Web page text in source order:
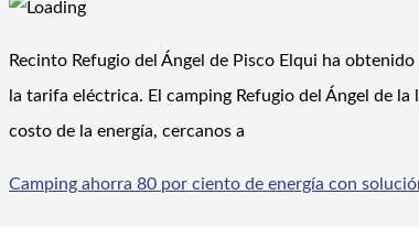
Recinto Refugio del Ángel de Pisco Elqui ha
la tarifa eléctrica. El camping Refugio del Ángel de
costo de la energía, cercanos a
Camping ahorra 80 por ciento de energía con